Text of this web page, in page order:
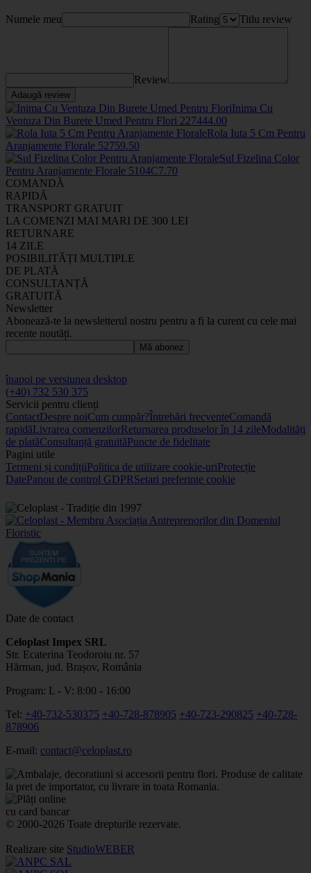
Numele meu Rating Titlu review
Review
Adaugă review
Inima Cu
Ventuza Din Burete Umed Pentru Flori 227444.00
Rola Iuta 5 Cm Pentru
Aranjamente Florale 52759.50
Sul Fizelina Color
Pentru Aranjamente Florale 5104C7.70
COMANDĂ
RAPIDĂ
TRANSPORT GRATUIT
LA COMENZI MAI MARI DE 300 LEI
RETURNARE
14 ZILE
POSIBILITĂȚI MULTIPLE
DE PLATĂ
CONSULTANȚĂ
GRATUITĂ
Newsletter
Abonează-te la newsletterul nostru pentru a fi la curent cu cele mai
recente noutăți.
Mă abonez
înapoi pe versiunea desktop
(+40) 732 530 375
Servicii pentru clienți
ContactDespre noiCum cumpăr?Întrebări frecventeComandă
rapidăLivrarea comenzilorReturnarea produselor în 14 zileModalități
de platăConsultanță gratuităPuncte de fidelitate
Pagini utile
Termeni și condițiiPolitica de utilizare cookie-uriProtecție
DatePanou de control GDPRSetari preferinte cookie
Date de contact
Celoplast Impex SRL
Str. Ecaterina Teodoroiu nr. 57
Hărman, jud. Brașov, România
Program: L - V: 8:00 - 16:00
Tel: +40-732-530375 +40-728-878905 +40-723-290825 +40-728-
878906
E-mail: contact@celoplast.ro
© 2000-2026 Toate drepturile rezervate.
Realizare site StudioWEBER